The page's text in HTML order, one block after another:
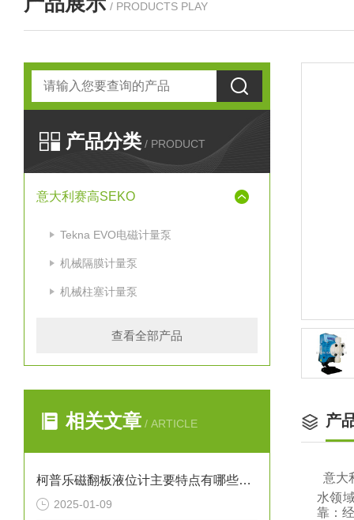
/ PRODUCTS PLAY
产品分类 / PRODUCT
意大利赛高SEKO
Tekna EVO电磁计量泵
机械隔膜计量泵
机械柱塞计量泵
查看全部产品
相关文章 / ARTICLE
柯普乐磁翻板液位计主要特点有哪些呢？
2025-01-09
产
意大
水领
靠：